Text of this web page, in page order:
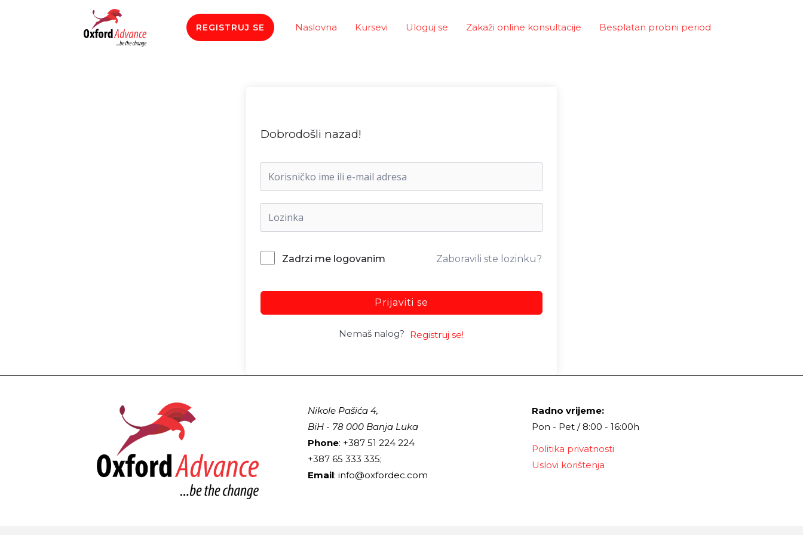
REGISTRUJ SE Naslovna Kursevi Uloguj se Zakaži online konsultacije Besplatan probni period
Dobrodošli nazad!
Zadrzi me logovanim Zaboravili ste lozinku?
Prijaviti se
Nemaš nalog? Registruj se!
Nikole Pašića 4,
BiH - 78 000 Banja Luka
Phone: +387 51 224 224
+387 65 333 335;
Email: info@oxfordec.com
Radno vrijeme:
Pon - Pet / 8:00 - 16:00h
Politika privatnosti
Uslovi korištenja